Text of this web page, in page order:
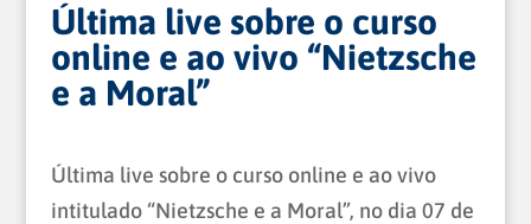
Última live sobre o curso
online e ao vivo “Nietzsche
e a Moral”
Última live sobre o curso online e ao vivo
intitulado “Nietzsche e a Moral”, no dia 07 de